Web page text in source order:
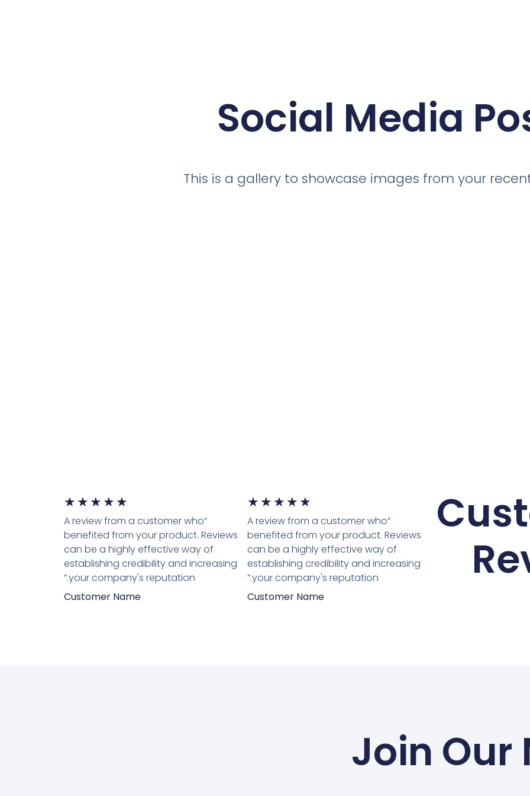
Social Media
This is a gallery to showcase images from your
★
★
★
★
★
5
מתוך
5
“A review from a customer who
benefited from your product. Reviews
can be a highly effective way of
establishing credibility and increasing
your company's reputation.”
Customer Name
★
★
★
★
★
5
מתוך
5
“A review from a customer who
benefited from your product. Reviews
can be a highly effective way of
establishing credibility and increasing
your company's reputation.”
Customer Name
Join Our